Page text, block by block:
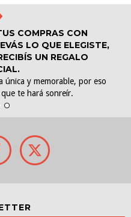
COMPRAS CON
LO QUE ELEGISTE,
UN REGALO
única y memorable, por eso
te hará sonreír.